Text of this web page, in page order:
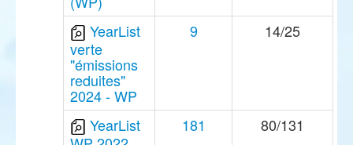
YearList
verte
"émissions
reduites"
2024 - WP
9 14/25
YearList
181 80/131